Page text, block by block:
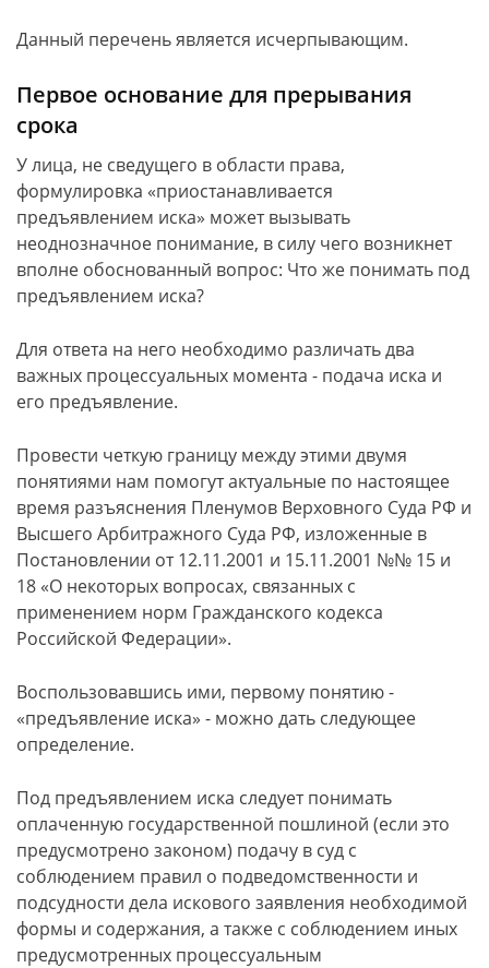
Данный перечень является исчерпывающим.
Первое основание для прерывания
срока
У лица, не сведущего в области права,
формулировка «приостанавливается
предъявлением иска» может вызывать
неоднозначное понимание, в силу чего возникнет
вполне обоснованный вопрос: Что же понимать под
предъявлением иска?
Для ответа на него необходимо различать два
важных процессуальных момента - подача иска и
его предъявление.
Провести четкую границу между этими двумя
понятиями нам помогут актуальные по настоящее
время разъяснения Пленумов Верховного Суда РФ и
Высшего Арбитражного Суда РФ, изложенные в
Постановлении от 12.11.2001 и 15.11.2001 №№ 15 и
18 «О некоторых вопросах, связанных с
применением норм Гражданского кодекса
Российской Федерации».
Воспользовавшись ими, первому понятию -
«предъявление иска» - можно дать следующее
определение.
Под предъявлением иска следует понимать
оплаченную государственной пошлиной (если это
предусмотрено законом) подачу в суд с
соблюдением правил о подведомственности и
подсудности дела искового заявления необходимой
формы и содержания, а также с соблюдением иных
предусмотренных процессуальным